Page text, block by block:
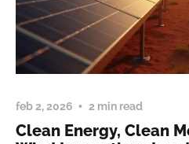
feb 2, 2026 2 min read
Clean Energy, Clean